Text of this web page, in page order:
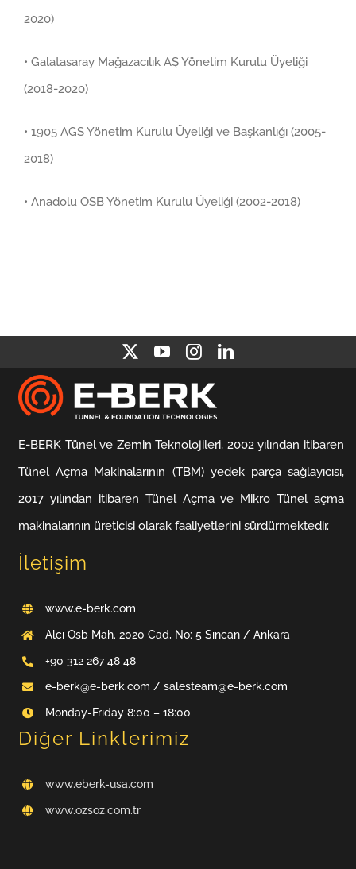
2020)
• Galatasaray Mağazacılık AŞ Yönetim Kurulu Üyeliği
(2018-2020)
• 1905 AGS Yönetim Kurulu Üyeliği ve Başkanlığı (2005-
2018)
• Anadolu OSB Yönetim Kurulu Üyeliği (2002-2018)
E-BERK Tünel ve Zemin Teknolojileri, 2002 yılından itibaren
Tünel Açma Makinalarının (TBM) yedek parça sağlayıcısı,
2017 yılından itibaren Tünel Açma ve Mikro Tünel açma
makinalarının üreticisi olarak faaliyetlerini sürdürmektedir.
İletişim
www.e-berk.com
Alcı Osb Mah. 2020 Cad, No: 5 Sincan / Ankara
+90 312 267 48 48
e-berk@e-berk.com / salesteam@e-berk.com
Monday-Friday 8:00 – 18:00
Diğer Linklerimiz
www.eberk-usa.com
www.ozsoz.com.tr